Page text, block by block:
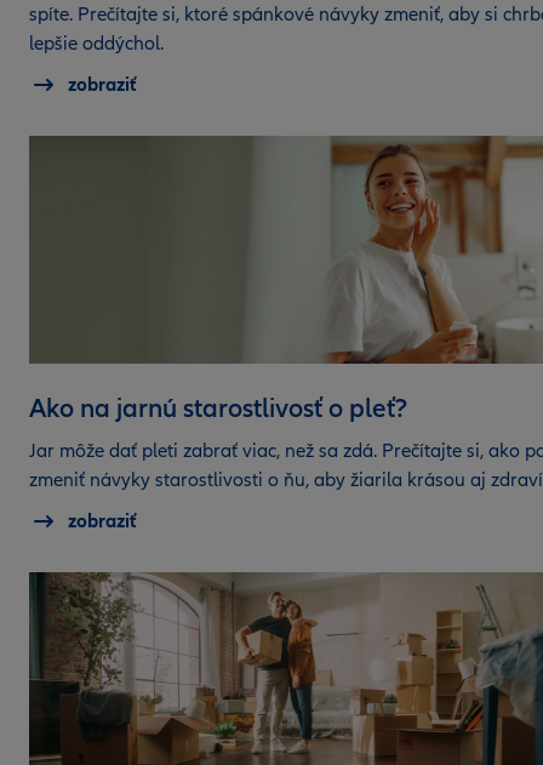
spíte. Prečítajte si, ktoré spánkové návyky zmeniť, aby si
lepšie oddýchol.
zobraziť
Ako na jarnú starostlivosť o pleť?
Jar môže dať pleti zabrať viac, než sa zdá. Prečítajte si, ako
zmeniť návyky starostlivosti o ňu, aby žiarila krásou aj
zobraziť